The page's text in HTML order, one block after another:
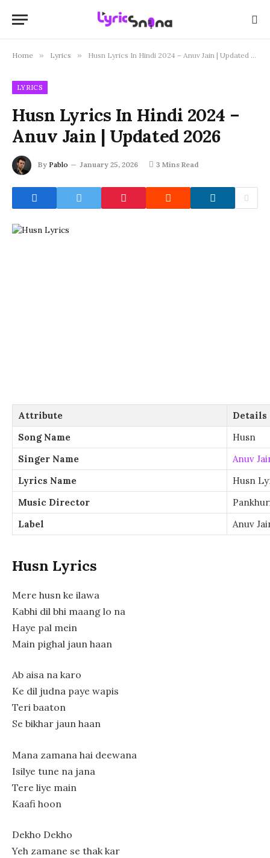
Home » Lyrics » Husn Lyrics In Hindi 2024 – Anuv Jain | Updated 2026
LYRICS
Husn Lyrics In Hindi 2024 –
Anuv Jain | Updated 2026
By Pablo January 25, 2026 3 Mins Read
Attribute
Details
Song Name
Husn
Singer Name
Anuv
Lyrics Name
Husn
Music Director
Label
Anuv
Husn Lyrics
Mere husn ke ilawa
Kabhi dil bhi maang lo na
Haye pal mein
Main pighal jaun haan
Ab aisa na karo
Ke dil judna paye wapis
Teri baaton
Se bikhar jaun haan
Mana zamana hai deewana
Isilye tune na jana
Tere liye main
Kaafi hoon
Dekho Dekho
Yeh zamane se thak kar